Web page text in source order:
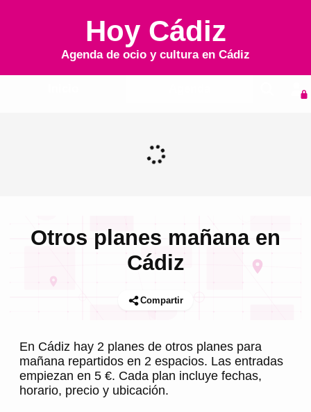
Hoy Cádiz
Agenda de ocio y cultura en Cádiz
Otros planes mañana en
Cádiz
Compartir
En Cádiz hay 2 planes de otros planes para
mañana repartidos en 2 espacios. Las entradas
empiezan en 5 €. Cada plan incluye fechas,
horario, precio y ubicación.